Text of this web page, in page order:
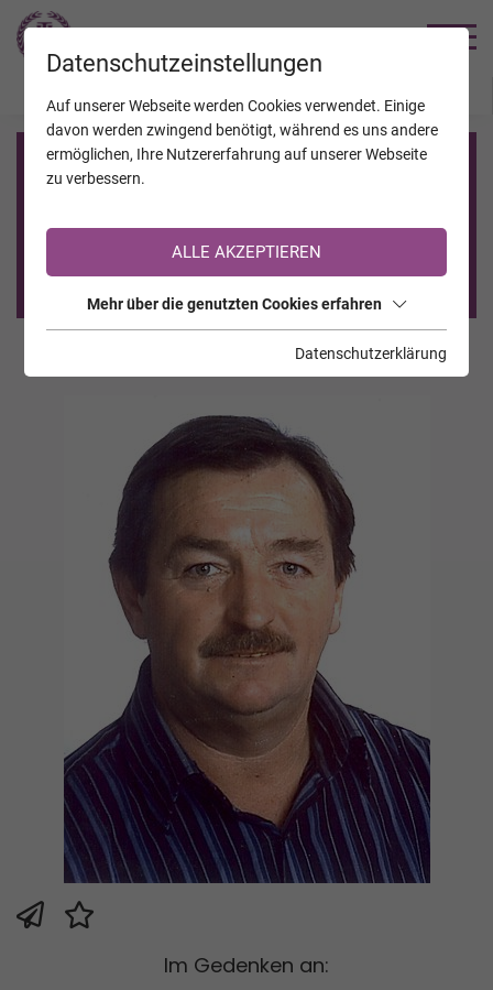
Registrierung auf TrauerHilfe.it
Sie sind noch nicht auf TrauerHilfe.it registriert?
>> zur kostenlosen Registrierung <<
Im Gedenken an:
Datenschutzeinstellungen
Auf unserer Webseite werden Cookies verwendet. Einige
davon werden zwingend benötigt, während es uns andere
ermöglichen, Ihre Nutzererfahrung auf unserer Webseite
zu verbessern.
ALLE AKZEPTIEREN
Mehr über die genutzten Cookies erfahren
Datenschutzerklärung
JAHRESTAGE KALENDER VERSTORBENE